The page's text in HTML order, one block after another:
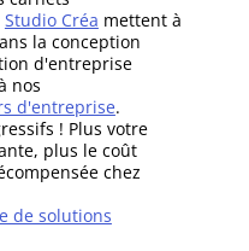
Studio Créa mettent à
la conception
d'entreprise
nos
d'entreprise.
! Plus votre
plus le coût
chez
de solutions